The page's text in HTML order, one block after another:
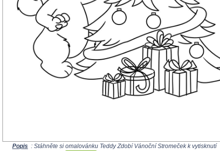
Popis : Stáhněte si omalovánku Teddy Zdobí Vánoční Stromeček k vytisknutí